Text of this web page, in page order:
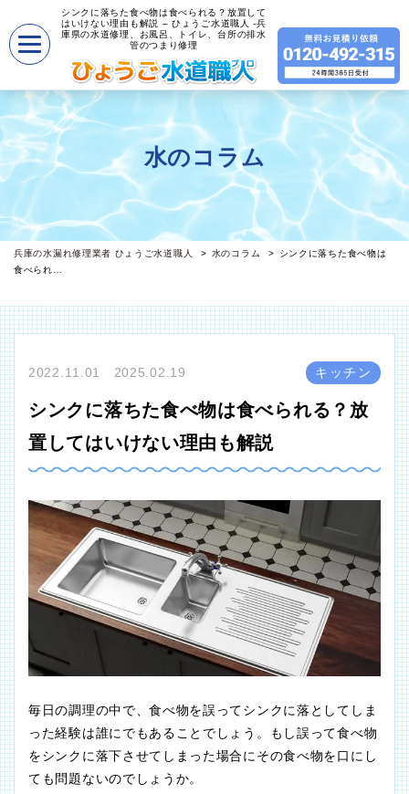
シンクに落ちた食べ物は食べられる？放置して
はいけない理由も解説 – ひょうご水道職人 -兵
庫県の水道修理、お風呂、トイレ、台所の排水
管のつまり修理
水のコラム
兵庫の水漏れ修理業者 ひょうご水道職人 水のコラム
シンクに落ちた食べ物は
食べられ…
2022.11.01 2025.02.19 キッチン
シンクに落ちた食べ物は食べられる？放
置してはいけない理由も解説
毎日の調理の中で、食べ物を誤ってシンクに落としてしま
った経験は誰にでもあることでしょう。もし誤って食べ物
をシンクに落下させてしまった場合にその食べ物を口にし
ても問題ないのでしょうか。